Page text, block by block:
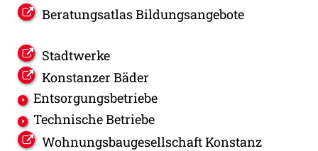
Beratungsatlas Bildungsangebote
Stadtwerke
Konstanzer Bäder
Entsorgungsbetriebe
Technische Betriebe
Wohnungsbaugesellschaft Konstanz